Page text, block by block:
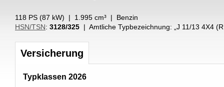
118 PS (87 kW) | 1.995 cm³ | Benzin
HSN/TSN: 3128/325 | Amtliche Typbezeichnung: „ J 11/13 4X4
Versicherung
Typklassen 2026